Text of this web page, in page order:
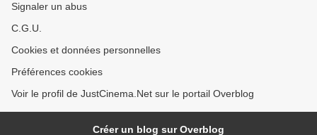
Signaler un abus
C.G.U.
Cookies et données personnelles
Préférences cookies
Voir le profil de JustCinema.Net sur le portail Overblog
Créer un blog sur Overblog